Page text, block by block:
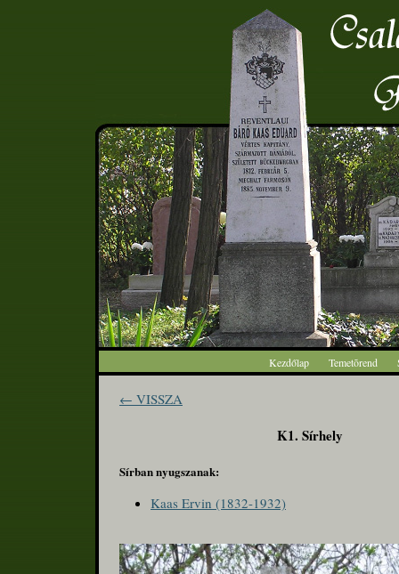
Kezdőlap Temetõrend
← VISSZA
K1. Sírhely
Sírban nyugszanak:
Kaas Ervin (1832-1932)